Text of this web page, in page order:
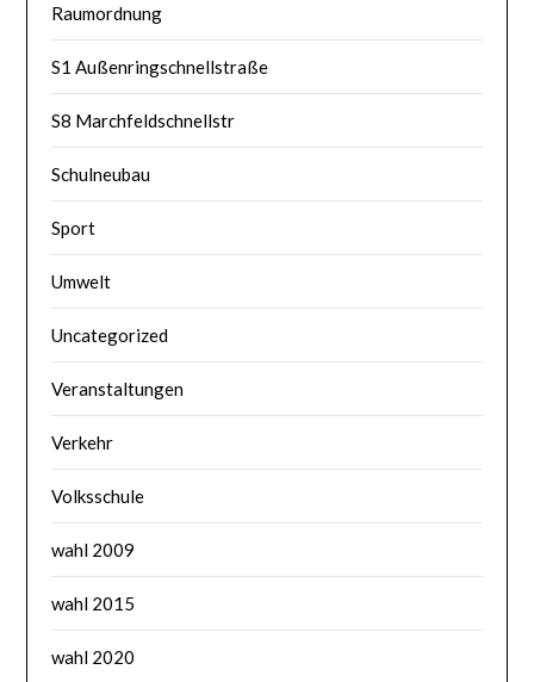
Raumordnung
S1 Außenringschnellstraße
S8 Marchfeldschnellstr
Schulneubau
Sport
Umwelt
Uncategorized
Veranstaltungen
Verkehr
Volksschule
wahl 2009
wahl 2015
wahl 2020